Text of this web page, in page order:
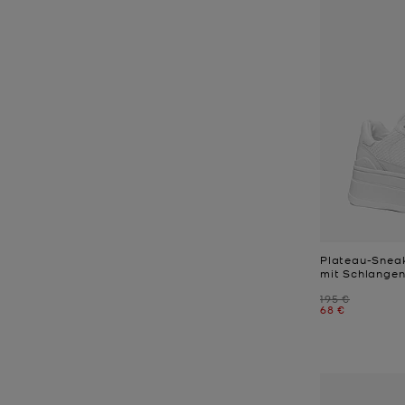
Plateau-
mit
Zuvor
195 €
Jetzt
68 €